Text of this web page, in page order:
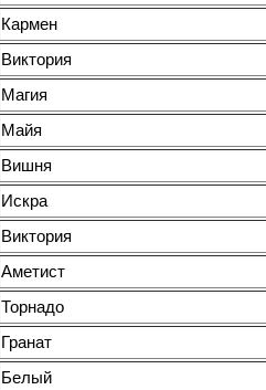
Кармен
Виктория
Магия
Майя
Вишня
Искра
Виктория
Аметист
Торнадо
Гранат
Белый